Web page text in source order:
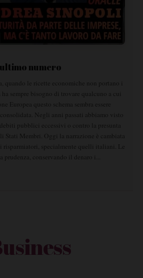
numero
quando le ricette economiche non portano i
sempre bisogno di trovare qualcuno a cui
Europea questo schema sembra essere
Negli anni passati abbiamo visto
pubblici eccessivi o contro la presunta
Stati Membri. Oggi la narrazione è cambiata
risparmiatori, specialmente quelli italiani. Le
prudenza, conservando il denaro i...